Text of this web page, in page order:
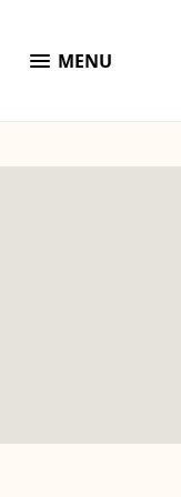
menu MENU